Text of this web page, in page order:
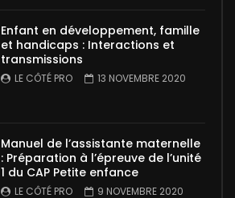
Enfant en développement, famille
et handicaps : Interactions et
transmissions
LE CÔTÉ PRO 13 NOVEMBRE 2020
Manuel de l’assistante maternelle
: Préparation à l’épreuve de l’unité
1 du CAP Petite enfance
LE CÔTÉ PRO 9 NOVEMBRE 2020